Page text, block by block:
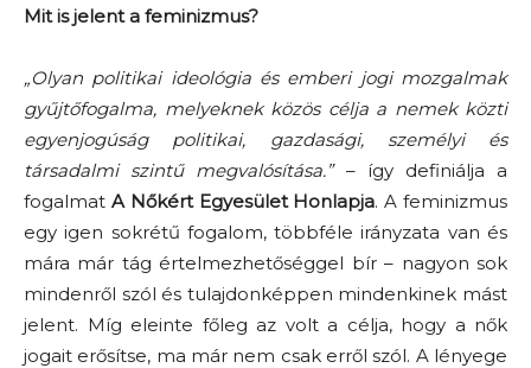
Mit is jelent a feminizmus?
„Olyan politikai ideológia és emberi jogi mozgalmak
gyűjtőfogalma, melyeknek közös célja a nemek közti
egyenjogúság politikai, gazdasági, személyi és
társadalmi szintű megvalósítása.”– így definiálja a
fogalmat A Nőkért Egyesület Honlapja. A feminizmus
egy igen sokrétű fogalom, többféle irányzata van és
mára már tág értelmezhetőséggel bír – nagyon sok
mindenről szól és tulajdonképpen mindenkinek mást
jelent. Míg eleinte főleg az volt a célja, hogy a nők
jogait erősítse, ma már nem csak erről szól. A lényege